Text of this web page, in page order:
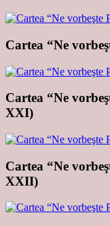
Cartea “Ne
Cartea “Ne
XXI)
Cartea “Ne
XXII)